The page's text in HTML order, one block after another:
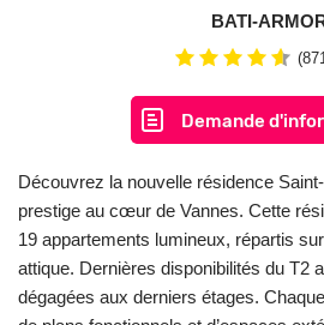
BATI-
Demande
Découvrez la nouvelle résidence
prestige au cœur de Vannes. Cette
19 appartements lumineux, répartis
attique. Dernières disponibilités du T2
dégagées aux derniers étages.